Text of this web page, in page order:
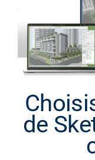
de